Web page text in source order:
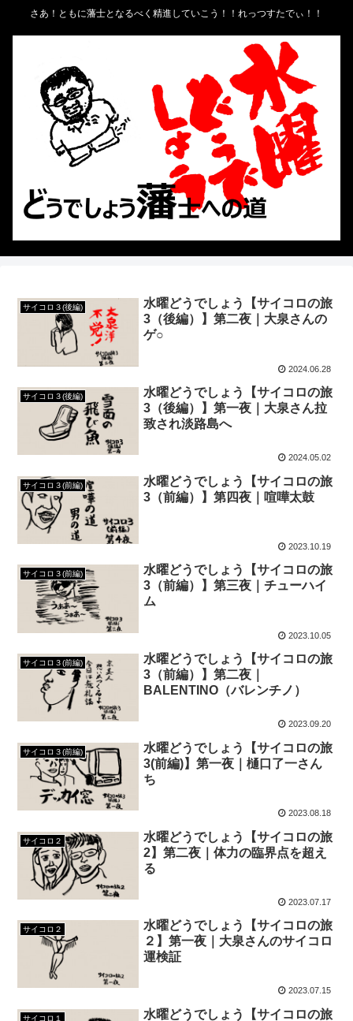
さあ！ともに藩士となるべく精進していこう！！れっつすたでぃ！！
サイコロ３(後編)
水曜どうでしょう【サイコロの旅
3（後編）】第二夜｜大泉さんの
ゲ○
2024.06.28
サイコロ３(後編)
水曜どうでしょう【サイコロの旅
3（後編）】第一夜｜大泉さん拉
致され淡路島へ
2024.05.02
サイコロ３(前編)
水曜どうでしょう【サイコロの旅
3（前編）】第四夜｜喧嘩太鼓
2023.10.19
サイコロ３(前編)
水曜どうでしょう【サイコロの旅
3（前編）】第三夜｜チューハイ
ム
2023.10.05
サイコロ３(前編)
水曜どうでしょう【サイコロの旅
3（前編）】第二夜｜
BALENTINO（バレンチノ）
2023.09.20
サイコロ３(前編)
水曜どうでしょう【サイコロの旅
3(前編)】第一夜｜樋口了一さん
ち
2023.08.18
サイコロ２
水曜どうでしょう【サイコロの旅
2】第二夜｜体力の臨界点を超え
る
2023.07.17
サイコロ２
水曜どうでしょう【サイコロの旅
２】第一夜｜大泉さんのサイコロ
運検証
2023.07.15
サイコロ１
水曜どうでしょう【サイコロの旅